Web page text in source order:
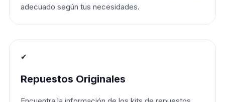
adecuado según tus necesidades.
✔
Repuestos Originales